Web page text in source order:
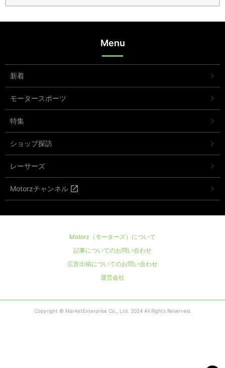
Menu
新着
モータースポーツ
特集
ショップ探訪
レーサーズ
Motorzチャンネル
Motorz（モーターズ）について
記事についてのお問い合わせ
広告出稿についてのお問い合わせ
運営会社
Copyright © MarketEnterprise Co., Ltd. 2024 All Rights Reserved.